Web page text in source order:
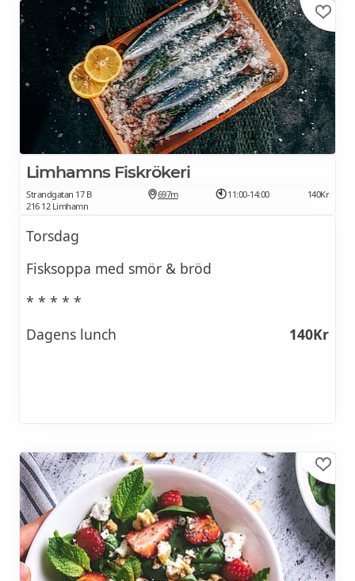
Limhamns Fiskrökeri
Strandgatan 17 B
216 12 Limhamn
697m 11:00-14:00 140Kr
Torsdag
Fisksoppa med smör & bröd
* * * * *
Dagens lunch
140Kr